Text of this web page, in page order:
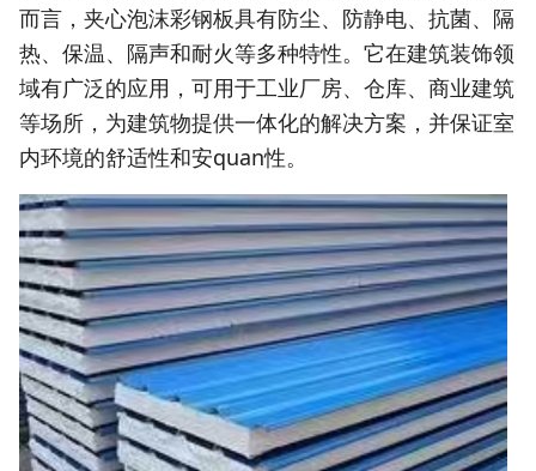
而言，夹心泡沫彩钢板具有防尘、防静电、抗菌、隔
热、保温、隔声和耐火等多种特性。它在建筑装饰领
域有广泛的应用，可用于工业厂房、仓库、商业建筑
等场所，为建筑物提供一体化的解决方案，并保证室
内环境的舒适性和安quan性。